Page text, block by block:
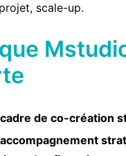
scale-up.
de co-création